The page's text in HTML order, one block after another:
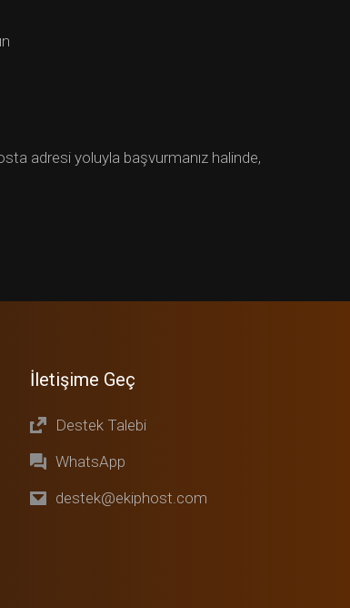
adresi yoluyla başvurmanız halinde,
İletişime Geç
Destek Talebi
WhatsApp
destek@ekiphost.com